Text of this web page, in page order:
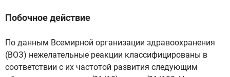
Побочное действие
По данным Всемирной организации здравоохранения
(ВОЗ) нежелательные реакции классифицированы в
соответствии с их частотой развития следующим